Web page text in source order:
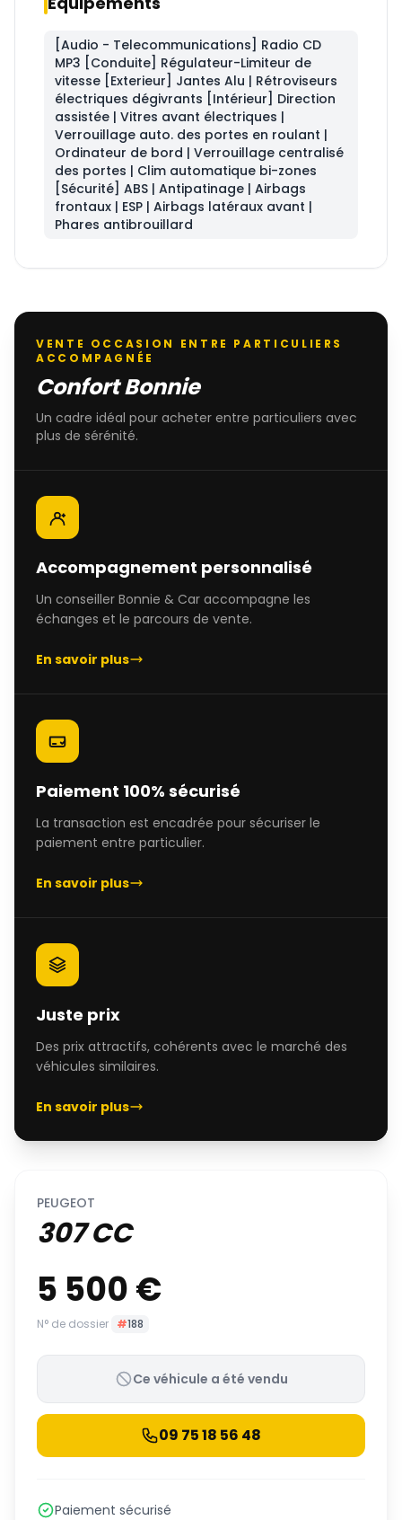
[Audio - Telecommunications] Radio CD
MP3 [Conduite] Régulateur-Limiteur de
vitesse [Exterieur] Jantes Alu | Rétroviseurs
électriques dégivrants [Intérieur] Direction
assistée | Vitres avant électriques |
Verrouillage auto. des portes en roulant |
Ordinateur de bord | Verrouillage centralisé
des portes | Clim automatique bi-zones
[Sécurité] ABS | Antipatinage | Airbags
frontaux | ESP | Airbags latéraux avant |
Phares antibrouillard
VENTE OCCASION ENTRE PARTICULIERS
ACCOMPAGNÉE
Confort Bonnie
Un cadre idéal pour acheter entre particuliers avec
plus de sérénité.
Accompagnement personnalisé
Un conseiller Bonnie & Car accompagne les
échanges et le parcours de vente.
En savoir plus
Paiement 100% sécurisé
La transaction est encadrée pour sécuriser le
paiement entre particulier.
En savoir plus
Juste prix
Des prix attractifs, cohérents avec le marché des
véhicules similaires.
En savoir plus
PEUGEOT
307 CC
5 500 €
N° de dossier #188
Ce véhicule a été vendu
09 75 18 56 48
Paiement sécurisé